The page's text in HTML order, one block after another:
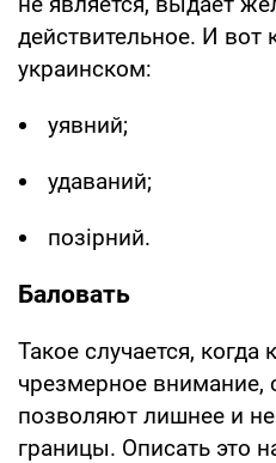
действительное. И вот
украинском:
уявний;
удаваний;
позірний.
Баловать
Такое случается, когда
чрезмерное внимание,
позволяют лишнее и
границы. Описать это